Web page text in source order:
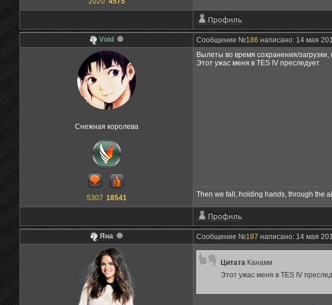
Vоid Сообщение №186 написано: 14 мая
Снежная королева
5307 18541
Вылеты во время сохранения/загрузки,
Этот ужас меня в TES IV преследует.
Then we fall, holding hands, through the
Яна Сообщение №187 написано: 14 мая
Цитата Канами
Этот ужас меня в TES IV